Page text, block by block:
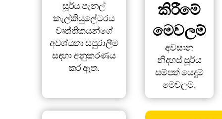
සූර්ය පැනල්
කැල්කියුලේටරය
වෘත්තිකයන්ගේ
අවශ්යතා සපුරාලීම
සඳහා අනුකරණය
කර ඇත.
කිරීමේ
මෙවලම්
අවසාන
නිදහස් සූර්ය
සම්පත් යෙදුම්
මෙවලම.